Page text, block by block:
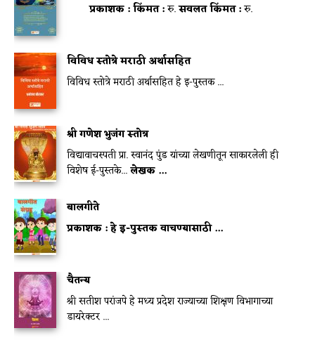
प्रकाशक :किंमत :रु.सवलत किंमत :रु.
विविध स्तोत्रे मराठी अर्थासहित
विविध स्तोत्रे मराठी अर्थासहित हे इ-पुस्तक ...
श्री गणेश भुजंग स्तोत्र
विद्यावाचस्पती प्रा. स्वानंद पुंड यांच्या लेखणीतून साकारलेली ही
विशेष ई-पुस्तके...लेखक ...
बालगीते
प्रकाशक :हे इ-पुस्तक वाचण्यासाठी...
चैतन्य
श्री सतीश परांजपे हे मध्य प्रदेश राज्याच्या शिक्षण विभागाच्या
डायरेक्टर ...